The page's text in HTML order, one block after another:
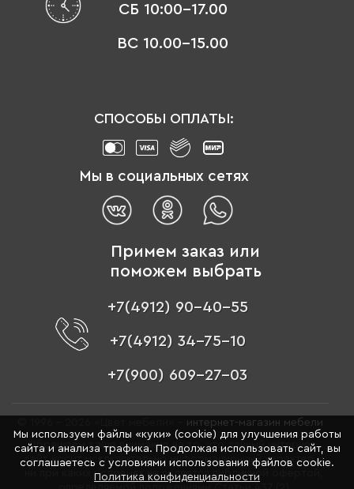
СБ 10:00-17.00
ВС 10.00-15.00
СПОСОБЫ ОПЛАТЫ:
Мы в социальных сетях
Примем заказ или
поможем выбрать
+7(4912) 90-40-55
+7(4912) 34-75-10
+7(900) 609-27-03
интернет-магазин мебели
Обращаем ваше внимание на то, что данный интернет-
сайт носит исключительно информационный характер и
ни при каких условиях не является публичной офертой,
Мы используем файлы «куки» (cookie) для улучшения работы
сайта и анализа трафика. Продолжая использовать сайт, вы
соглашаетесь с условиями использования файлов cookie.
Политика конфиденциальности